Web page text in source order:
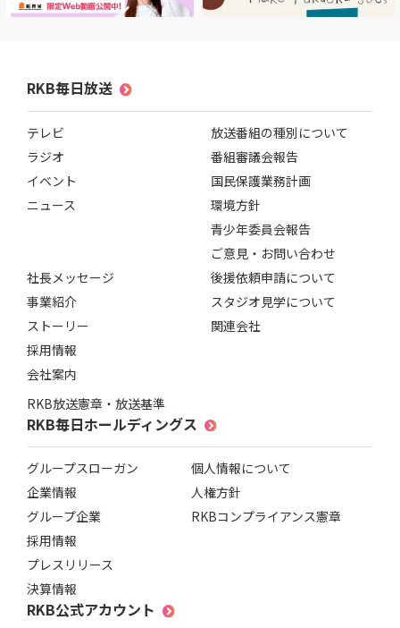
RKB毎日放送
テレビ
ラジオ
イベント
ニュース
社長メッセージ
事業紹介
ストーリー
採用情報
会社案内
RKB放送憲章・放送基準
放送番組の種別について
番組審議会報告
国民保護業務計画
環境方針
青少年委員会報告
ご意見・お問い合わせ
後援依頼申請について
スタジオ見学について
関連会社
RKB毎日ホールディングス
グループスローガン
企業情報
グループ企業
採用情報
プレスリリース
決算情報
個人情報について
人権方針
RKBコンプライアンス憲章
RKB公式アカウント